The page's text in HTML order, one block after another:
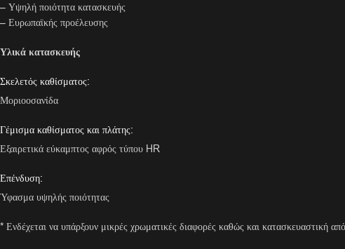
– Υψηλή ποιότητα κατασκευής
– Ευρωπαϊκής προέλευσης
Υλικά κατασκευής
Σκελετός καθίσματος:
Μοριοοσανίδα
Γέμισμα καθίσματος και πλάτης:
Εξαιρετικά εύκαμπτος αφρός τύπου HR
Επένδυση:
Ύφασμα υψηλής ποιότητας
* Ενδέχεται να υπάρξουν μικρές χρωματικές διαφορές καθώς και κατασκευαστική